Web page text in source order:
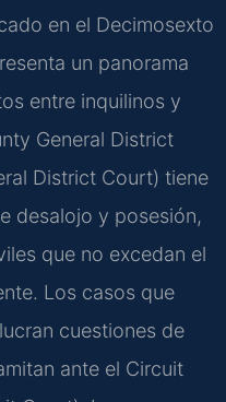
en el Decimosexto
un panorama
entre inquilinos y
General District
District Court) tiene
desalojo y posesión,
que no excedan el
Los casos que
cuestiones de
ante el Circuit